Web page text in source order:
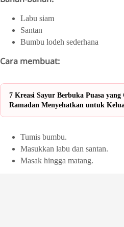
Labu siam
Santan
Bumbu lodeh sederhana
Cara membuat:
7 Kreasi Sayur Berbuka Puasa
Ramadan Menyehatkan untuk
Tumis bumbu.
Masukkan labu dan santan.
Masak hingga matang.